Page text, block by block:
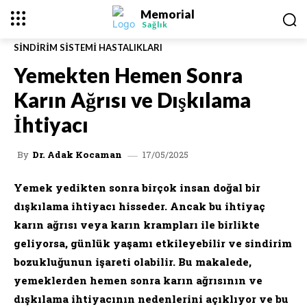
Memorial
Sağlık
SINDIRIM SISTEMI HASTALIKLARI
Yemekten Hemen Sonra
Karın Ağrısı ve Dışkılama
İhtiyacı
By Dr. Adak Kocaman 17/05/2025
Yemek yedikten sonra birçok insan doğal bir
dışkılama ihtiyacı hisseder. Ancak bu ihtiyaç
karın ağrısı veya karın krampları ile birlikte
geliyorsa, günlük yaşamı etkileyebilir ve sindirim
bozukluğunun işareti olabilir. Bu makalede,
yemeklerden hemen sonra karın ağrısının ve
dışkılama ihtiyacının nedenlerini açıklıyor ve bu